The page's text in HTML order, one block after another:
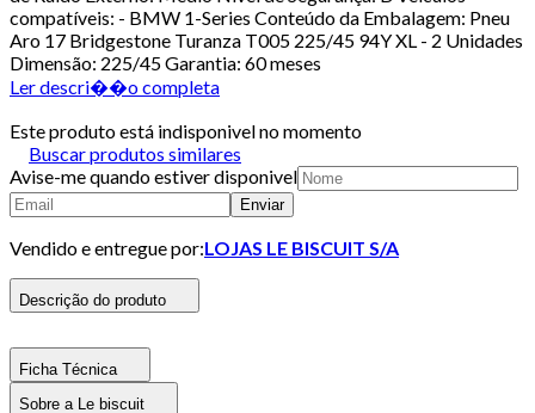
compatíveis: - BMW 1-Series Conteúdo da Embalagem: Pneu
Aro 17 Bridgestone Turanza T005 225/45 94Y XL - 2 Unidades
Dimensão: 225/45 Garantia: 60 meses
Ler descri��o completa
Este produto está indisponivel no momento
Buscar produtos similares
Avise-me quando estiver disponivel
Enviar
Vendido e entregue por:LOJAS LE BISCUIT S/A
Descrição do produto
Ficha Técnica
Sobre a Le biscuit